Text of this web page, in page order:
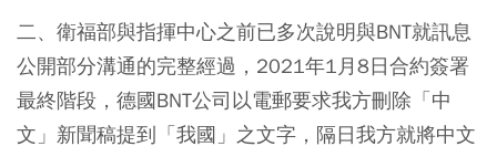
二、衛福部與指揮中心之前已多次說明與BNT就訊息
公開部分溝通的完整經過，2021年1月8日合約簽署
最終階段，德國BNT公司以電郵要求我方刪除「中
文」新聞稿提到「我國」之文字，隔日我方就將中文